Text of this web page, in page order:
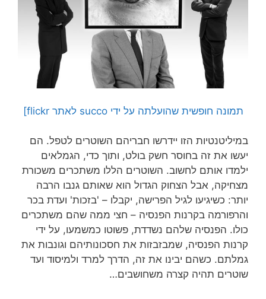
תמונה חופשית שהועלתה על ידי succo לאתר flickr]
במיליטנטיות הזו יידרשו חבריהם השוטרים לטפל. הם
יעשו את זה בחוסר חשק בולט, ותוך כדי, הגמלאים
ילמדו אותם לחשוב. השוטרים הללו משתכרים משכורת
מצחיקה, אבל הצחוק הגדול הוא שאותם גנבו הרבה
יותר: כשיגיעו לגיל הפרישה, יקבלו – 'בזכות' ועדת בכר
והרפורמה בקרנות הפנסיה – חצי ממה שהם משתכרים
כולו. הפנסיה שלהם נשדדת, פשוטו כמשמעו, על ידי
קרנות הפנסיה, שמבזבזות את חסכונותיהם וגונבות את
גמלתם. כשהם יבינו את זה, הדרך למרד ולמיסוד ועד
שוטרים תהיה קצרה משחושבים…